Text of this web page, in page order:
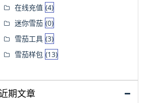
在线充值 (4)
迷你雪茄 (0)
雪茄工具 (3)
雪茄样包 (13)
近期文章